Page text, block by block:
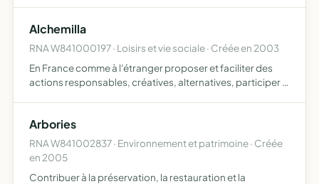
les regist…
Alchemilla
RNA W841000197 · Loisirs et vie sociale · Créée en 2003
En France comme à l'étranger proposer et faciliter des
actions responsables, créatives, alternatives, participer à
Arbories
RNA W841002837 · Environnement et patrimoine · Créée
en 2005
Contribuer à la préservation, la restauration et la